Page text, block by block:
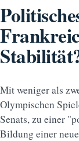
Mit weniger als
Olympischen
Senats, zu einer
Bildung einer